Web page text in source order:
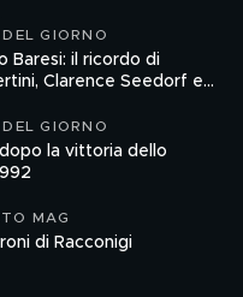
GIORNO
Baresi: il ricordo di
Clarence Seedorf e
GIORNO
la vittoria dello
MAG
di Racconigi